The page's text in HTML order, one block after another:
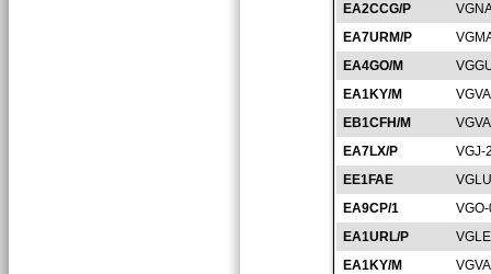
EA2CCG/P
EA7URM/P
EA4GO/M
EA1KY/M
EB1CFH/M
EA7LX/P
VGJ-
EE1FAE
EA9CP/1
EA1URL/P
EA1KY/M